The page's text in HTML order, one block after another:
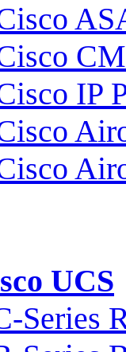
IP
UCS
Series